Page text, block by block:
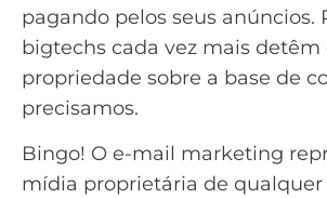
pagando pelos seus anúncios.
bigtechs cada vez mais detêm
propriedade sobre a base de
precisamos.
Bingo! O e-mail marketing
mídia proprietária de qualquer